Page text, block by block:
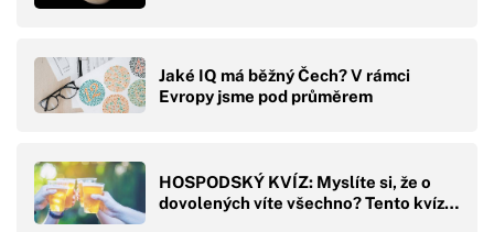
Jaké IQ má běžný Čech? V rámci
Evropy jsme pod průměrem
HOSPODSKÝ KVÍZ: Myslíte si, že o
dovolených víte všechno? Tento kvíz…